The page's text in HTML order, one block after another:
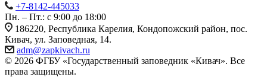
+7-8142-445033
Пн. – Пт.: с 9:00 до 18:00
186220, Республика Карелия, Кондопожский район, пос.
Кивач, ул. Заповедная, 14.
adm@zapkivach.ru
© 2026 ФГБУ «Государственный заповедник «Кивач». Все
права защищены.